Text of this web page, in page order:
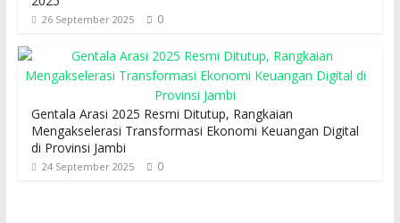
26 September 2025 0
Gentala Arasi 2025 Resmi Ditutup, Rangkaian
Mengakselerasi Transformasi Ekonomi Keuangan Digital
di Provinsi Jambi
24 September 2025 0